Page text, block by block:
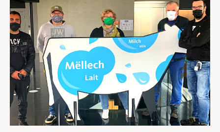
Développement professionnel
Devenir Membre
Actualités